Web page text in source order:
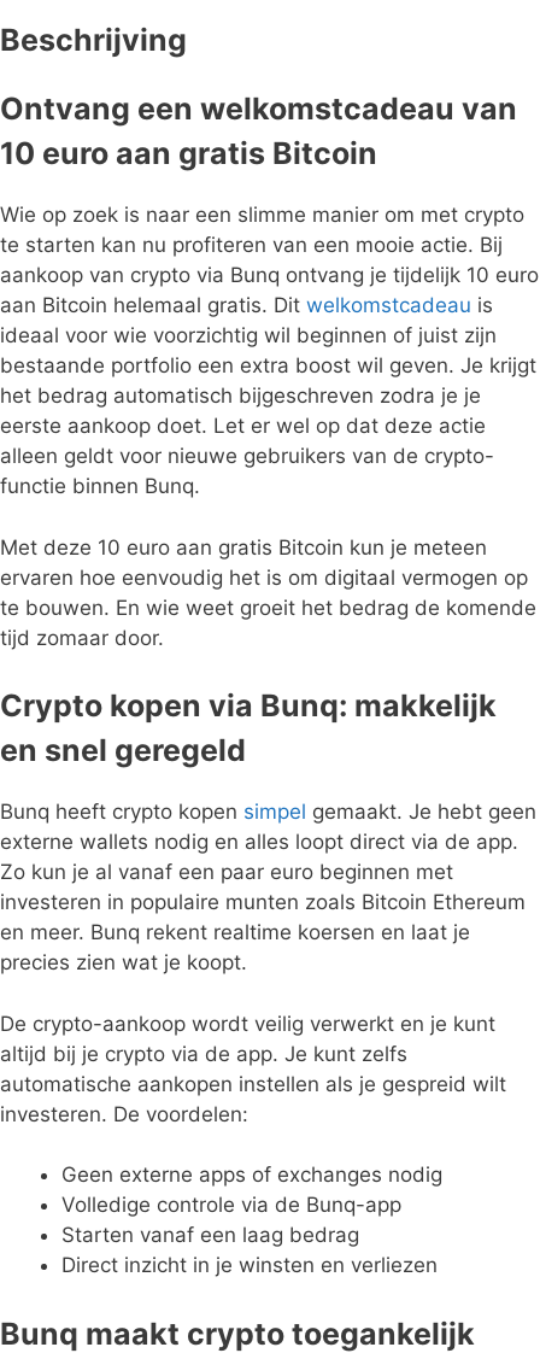
Beschrijving
Ontvang een welkomstcadeau van
10 euro aan gratis Bitcoin
Wie op zoek is naar een slimme manier om met crypto
te starten kan nu profiteren van een mooie actie. Bij
aankoop van crypto via Bunq ontvang je tijdelijk 10 euro
aan Bitcoin helemaal gratis. Dit welkomstcadeau is
ideaal voor wie voorzichtig wil beginnen of juist zijn
bestaande portfolio een extra boost wil geven. Je krijgt
het bedrag automatisch bijgeschreven zodra je je
eerste aankoop doet. Let er wel op dat deze actie
alleen geldt voor nieuwe gebruikers van de crypto-
functie binnen Bunq.
Met deze 10 euro aan gratis Bitcoin kun je meteen
ervaren hoe eenvoudig het is om digitaal vermogen op
te bouwen. En wie weet groeit het bedrag de komende
tijd zomaar door.
Crypto kopen via Bunq: makkelijk
en snel geregeld
Bunq heeft crypto kopen simpel gemaakt. Je hebt geen
externe wallets nodig en alles loopt direct via de app.
Zo kun je al vanaf een paar euro beginnen met
investeren in populaire munten zoals Bitcoin Ethereum
en meer. Bunq rekent realtime koersen en laat je
precies zien wat je koopt.
De crypto-aankoop wordt veilig verwerkt en je kunt
altijd bij je crypto via de app. Je kunt zelfs
automatische aankopen instellen als je gespreid wilt
investeren. De voordelen:
Geen externe apps of exchanges nodig
Volledige controle via de Bunq-app
Starten vanaf een laag bedrag
Direct inzicht in je winsten en verliezen
Bunq maakt crypto toegankelijk